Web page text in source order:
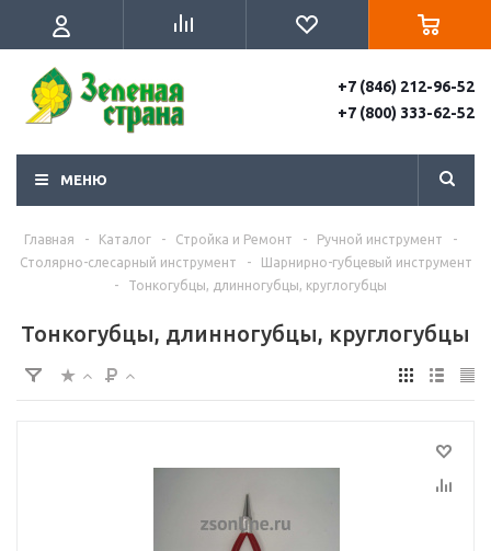
+7 (846) 212-96-52
+7 (800) 333-62-52
МЕНЮ
Главная - Каталог - Стройка и Ремонт - Ручной инструмент
-
Столярно-слесарный инструмент
-
Шарнирно-губцевый инструмент
-
Тонкогубцы, длинногубцы, круглогубцы
Тонкогубцы, длинногубцы, круглогубцы